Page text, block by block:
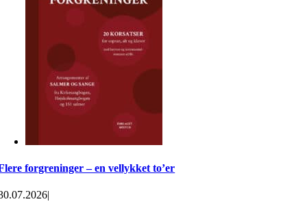
forgreninger – en vellykket to’er
|